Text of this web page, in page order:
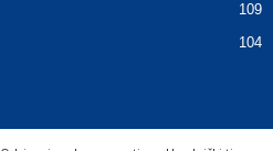
109
104